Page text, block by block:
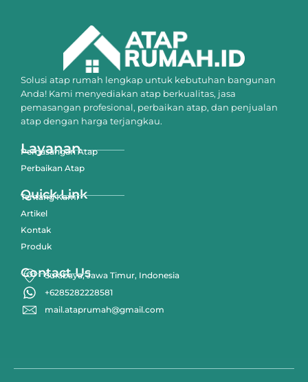
Solusi atap rumah lengkap untuk kebutuhan bangunan
Anda! Kami menyediakan atap berkualitas, jasa
pemasangan profesional, perbaikan atap, dan penjualan
atap dengan harga terjangkau.
Layanan
Pemasangan Atap
Perbaikan Atap
Quick Link
Tentang Kami
Artikel
Kontak
Produk
Contact Us
Surabaya, Jawa Timur, Indonesia
+6285282228581
mail.ataprumah@gmail.com